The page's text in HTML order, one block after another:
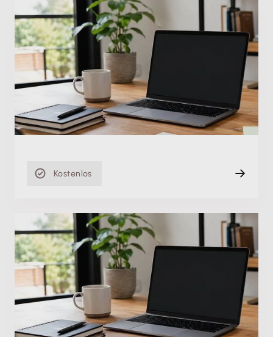
Produktschulung
Buchungsvorlagen in Lexware buchhaltung/plus:
Welche gibt es?
So. 16.05.2021
Aufzeichnung
20 min
Kostenlos
Produktschulung
Lexware scout in Lexware buchhaltung/plus: Was
wird geprüft und was muss ich tun?
Do. 06.05.2021
Aufzeichnung